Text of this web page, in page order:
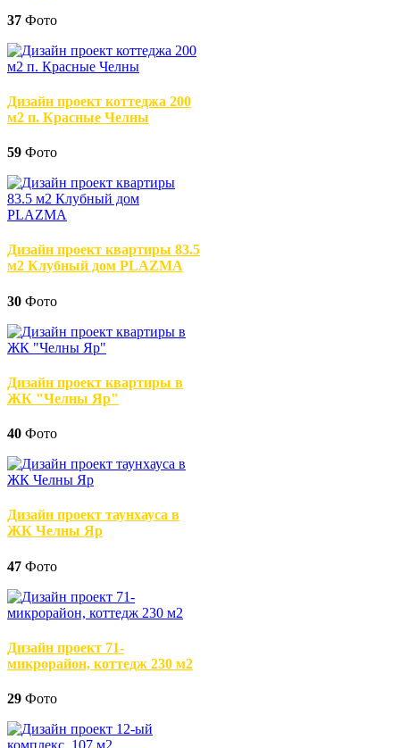
37 Фото
Дизайн проект коттеджа 200
м2 п. Красные Челны
59 Фото
Дизайн проект квартиры 83.5
м2 Клубный дом PLAZMA
30 Фото
Дизайн проект квартиры в
ЖК "Челны Яр"
40 Фото
Дизайн проект таунхауса в
ЖК Челны Яр
47 Фото
Дизайн проект 71-
микрорайон, коттедж 230 м2
29 Фото